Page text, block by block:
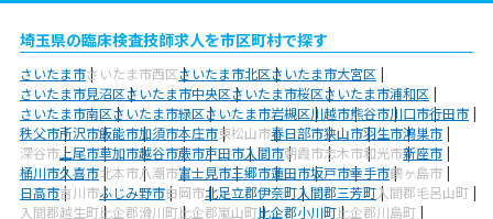
埼玉県の臨床検査技師求人を市区町村で探す
さいたま市さいたま市西区さいたま市北区さいたま市大宮区
さいたま市見沼区さいたま市中央区さいたま市桜区さいたま市浦和区
さいたま市南区さいたま市緑区さいたま市岩槻区川越市熊谷市川口市行田市
秩父市所沢市飯能市加須市本庄市東松山市春日部市狭山市羽生市鴻巣市
深谷市 上尾市草加市越谷市蕨市戸田市入間市朝霞市志木市和光市新座市
桶川市久喜市北本市八潮市富士見市三郷市蓮田市坂戸市幸手市鶴ヶ島市
日高市吉川市ふじみ野市白岡市北足立郡伊奈町入間郡三芳町入間郡毛呂山町
入間郡越生町比企郡滑川町比企郡嵐山町比企郡小川町比企郡川島町